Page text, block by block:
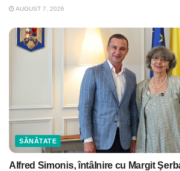
AUGUST 7, 2026
SĂNĂTATE
Alfred Simonis, întâlnire cu Margit